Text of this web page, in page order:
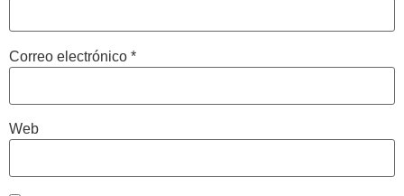
Correo electrónico *
Web